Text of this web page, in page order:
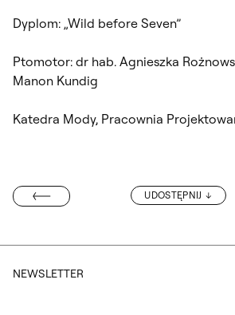
Dyplom: „Wild before Seven”
Ptomotor: dr hab. Agnieszka
Manon Kundig
Katedra Mody, Pracownia
UDOSTĘPNIJ
„PRZERWA”
NEWSLETTER